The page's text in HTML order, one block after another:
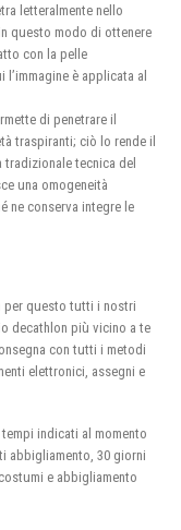
letteralmente nello
questo modo di ottenere
con la pelle
è applicata al
di penetrare il
traspiranti; ciò lo rende il
tecnica del
una omogeneità
ne conserva integre le
per questo tutti i nostri
decathlon più vicino a te
con tutti i metodi
elettronici, assegni e
indicati al momento
abbigliamento, 30 giorni
e abbigliamento